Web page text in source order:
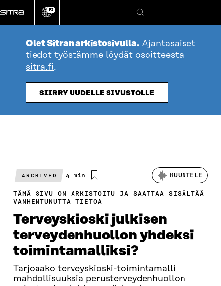
suoraan
sisältöön
Vaihda
kieli
FI
Hae
Olet Sitran arkistosivulla. Ajantasaiset
tiedot työstämme löydät osoitteesta
sitra.fi.
SIIRRY UUDELLE SIVUSTOLLE
ARCHIVED
Arvioitu
4 min KUUNTELE
TÄMÄ SIVU ON ARKISTOITU JA SAATTAA SISÄLTÄÄ
VANHENTUNUTTA TIETOA
Terveyskioski julkisen
terveydenhuollon yhdeksi
toimintamalliksi?
Tarjoaako terveyskioski-toimintamalli
mahdollisuuksia perusterveydenhuollon